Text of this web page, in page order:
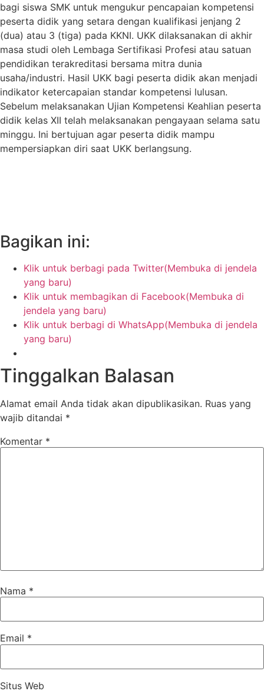
bagi siswa SMK untuk mengukur pencapaian kompetensi
peserta didik yang setara dengan kualifikasi jenjang 2
(dua) atau 3 (tiga) pada KKNI. UKK dilaksanakan di akhir
masa studi oleh Lembaga Sertifikasi Profesi atau satuan
pendidikan terakreditasi bersama mitra dunia
usaha/industri. Hasil UKK bagi peserta didik akan menjadi
indikator ketercapaian standar kompetensi lulusan.
Sebelum melaksanakan Ujian Kompetensi Keahlian peserta
didik kelas XII telah melaksanakan pengayaan selama satu
minggu. Ini bertujuan agar peserta didik mampu
mempersiapkan diri saat UKK berlangsung.
Bagikan ini:
Klik untuk berbagi pada Twitter(Membuka di jendela
yang baru)
Klik untuk membagikan di Facebook(Membuka di
jendela yang baru)
Klik untuk berbagi di WhatsApp(Membuka di jendela
yang baru)
Tinggalkan Balasan
Alamat email Anda tidak akan dipublikasikan. Ruas yang
wajib ditandai *
Komentar *
Nama *
Email *
Situs Web